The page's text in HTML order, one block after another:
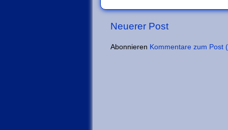
Neuerer Post
Abonnieren Kommentare zum Post